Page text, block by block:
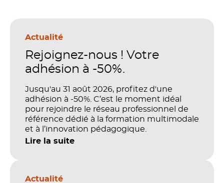
Actualité
Rejoignez-nous ! Votre
adhésion à -50%.
Jusqu'au 31 août 2026, profitez d'une
adhésion à -50%. C’est le moment idéal
pour rejoindre le réseau professionnel de
référence dédié à la formation multimodale
et à l’innovation pédagogique.
Lire la suite
Actualité